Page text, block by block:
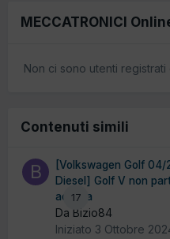
MECCATRONICI
Non ci sono utenti registrati
Contenuti simili
17
[Volkswagen Golf
Diesel] Golf V non
accesa
Da Bizio84
Iniziato 3 Ottobre